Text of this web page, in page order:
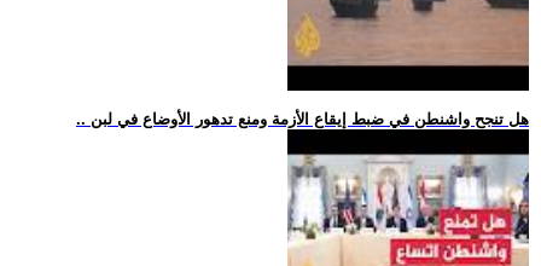
.. هل تنجح واشنطن في ضبط إيقاع الأزمة ومنع تدهور الأوضاع في لبن